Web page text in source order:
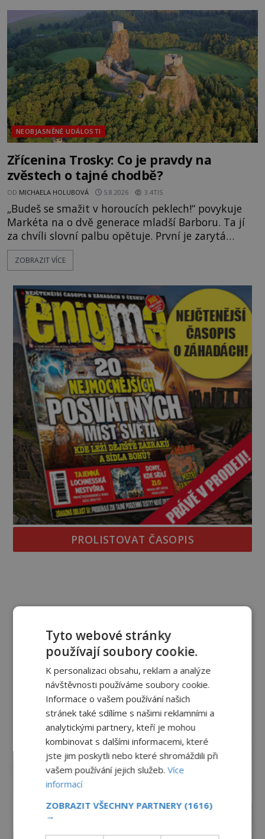
následovat. Vstupujeme na pláž Dumas ve městě
Surat. Gu
NEOBJASNĚNÉ UDÁLOSTI
Zřícenina Trosky: Co je pravdy na
zvěstech o tajné chodbě?
OD MICHAELA HOLUBOVÁ 5.8.2026 3.4TIS
„Budeš se smažit v horoucích peklech!“ povykuje
Markéta na o dvě generace mladší Barboru. Ta jí
za chvíli slovní palbu opětuje. První je zarytá
katolička, druhá přesvědčená kališnice. A každá z
nich se usídlí na jedné z věží slavného hradu
mezi vůdce protihusitského boje. Za manželku má
skutečně jistou
ZOBRAZIT VÍCE
PROLISTOVAT ČASOPIS
reklama
Tyto webové stránky
používají soubory cookie.
K personalizaci obsahu, reklam a analýze
návštěvnosti používáme soubory cookie.
Informace o vašem používání našich
stránek také sdílíme s našimi reklamními a
analytickými partnery, kteří je mohou
kombinovat s dalšími informacemi, které
jste jim poskytli nebo které shromáždili při
vašem používání jejich služeb.Více
informací
ZOBRAZIT VŠECHNY PARTNERY (1616)
→